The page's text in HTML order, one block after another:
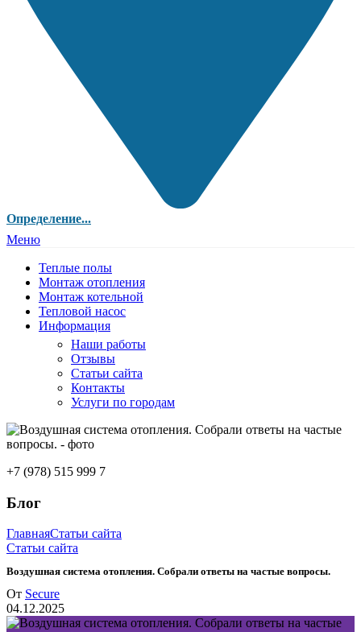
Определение...
Меню
Теплые полы
Монтаж отопления
Монтаж котельной
Тепловой насос
Информация
Наши работы
Отзывы
Статьи сайта
Контакты
Услуги по городам
+7 (978) 515 999 7
Блог
ГлавнаяСтатьи сайта
Статьи сайта
Воздушная система отопления. Собрали ответы на частые вопросы.
От Secure
04.12.2025